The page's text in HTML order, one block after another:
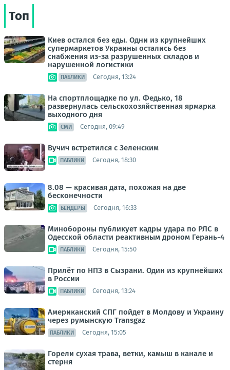
Топ
Киев остался без еды. Одни из крупнейших
супермаркетов Украины остались без
снабжения из-за разрушенных складов и
нарушенной логистики
ПАБЛИКИ Сегодня, 13:24
На спортплощадке по ул. Федько, 18
развернулась сельскохозяйственная ярмарка
выходного дня
СМИ Сегодня, 09:49
Вучич встретился с Зеленским
ПАБЛИКИ Сегодня, 18:30
8.08 — красивая дата, похожая на две
бесконечности
БЕНДЕРЫ Сегодня, 16:33
Минобороны публикует кадры удара по РЛС в
Одесской области реактивным дроном Герань-4
ПАБЛИКИ Сегодня, 15:50
Прилёт по НПЗ в Сызрани. Один из крупнейших
в России
ПАБЛИКИ Сегодня, 13:24
Американский СПГ пойдет в Молдову и Украину
через румынскую Transgaz
ПАБЛИКИ Сегодня, 15:05
Горели сухая трава, ветки, камыш в канале и
стерня